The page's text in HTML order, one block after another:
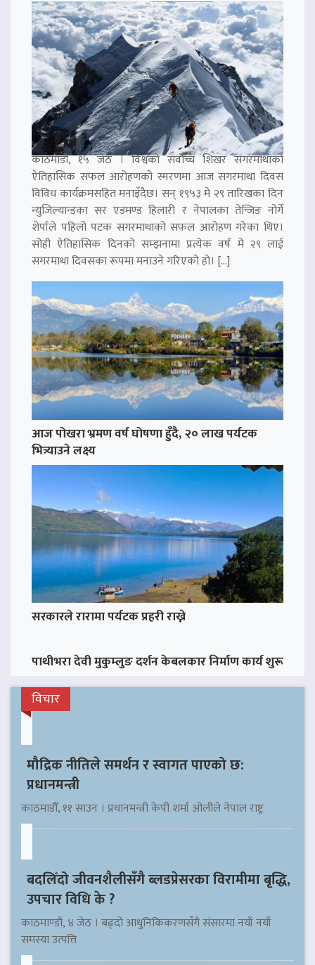
काठमाडौं, १५ जेठ । विश्वको सर्वोच्च शिखर सगरमाथाको
ऐतिहासिक सफल आरोहणको स्मरणमा आज सगरमाथा दिवस
विविध कार्यक्रमसहित मनाइँदैछ। सन् १९५३ मे २९ तारिखका दिन
न्युजिल्यान्डका सर एडमण्ड हिलारी र नेपालका तेन्जिङ नोर्गे
शेर्पाले पहिलो पटक सगरमाथाको सफल आरोहण गरेका थिए।
सोही ऐतिहासिक दिनको सम्झनामा प्रत्येक वर्ष मे २९ लाई
सगरमाथा दिवसका रूपमा मनाउने गरिएको हो। […]
आज पोखरा भ्रमण वर्ष घोषणा हुँदै, २० लाख पर्यटक
भित्र्याउने लक्ष्य
सरकारले रारामा पर्यटक प्रहरी राख्ने
पाथीभरा देवी मुकुम्लुङ दर्शन केबलकार निर्माण कार्य शुरू
विचार
मौद्रिक नीतिले समर्थन र स्वागत पाएको छ:
प्रधानमन्त्री
काठमाडौँ, ११ साउन । प्रधानमन्त्री केपी शर्मा ओलीले नेपाल राष्ट्र
बदलिँदो जीवनशैलीसँगै ब्लडप्रेसरका विरामीमा बृद्धि,
उपचार विधि के ?
काठमाण्डौ, ४ जेठ । बढ्दो आधुनिकिकरणसँगै संसारमा नयाँ नयाँ
समस्या उत्पत्ति